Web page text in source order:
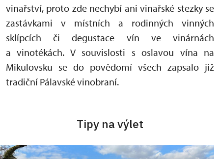
vinařství, proto zde nechybí ani vinařské stezky se
zastávkami v místních a rodinných vinných
sklípcích či degustace vín ve vinárnách
a vinotékách. V souvislosti s oslavou vína na
Mikulovsku se do povědomí všech zapsalo již
tradiční Pálavské vinobraní.
Tipy na výlet